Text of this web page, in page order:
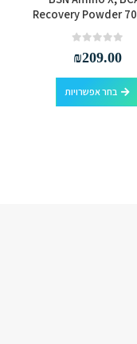
Recovery Powder
₪209.00
בחר אפשרויות
למוצר זה יש מספר סוגים. ניתן לבחור את האפשרויות בעמוד המוצר